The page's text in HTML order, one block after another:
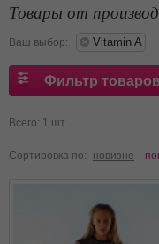
Товары от
Ваш выбор: Vitamin A
Фильтр товаров
Всего: 1 шт.
Сортировка по: новизне